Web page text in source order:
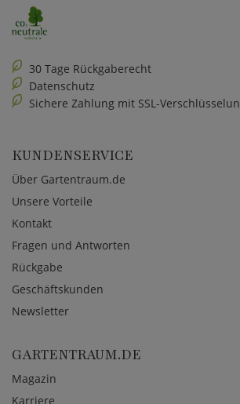
30 Tage Rückgaberecht
Datenschutz
Sichere Zahlung mit SSL-
KUNDENSERVICE
Über Gartentraum.de
Unsere Vorteile
Kontakt
Fragen und Antworten
Rückgabe
Geschäftskunden
Newsletter
GARTENTRAUM.DE
Magazin
Karriere